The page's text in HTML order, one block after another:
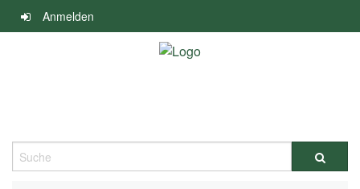
Navigation
überspringen
Anmelden
Suche